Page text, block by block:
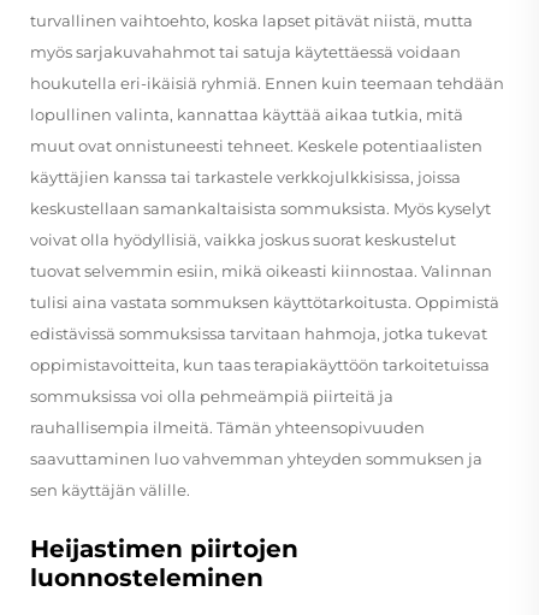
turvallinen vaihtoehto, koska lapset pitävät niistä, mutta
myös sarjakuvahahmot tai satuja käytettäessä voidaan
houkutella eri-ikäisiä ryhmiä. Ennen kuin teemaan tehdään
lopullinen valinta, kannattaa käyttää aikaa tutkia, mitä
muut ovat onnistuneesti tehneet. Keskele potentiaalisten
käyttäjien kanssa tai tarkastele verkkojulkkisissa, joissa
keskustellaan samankaltaisista sommuksista. Myös kyselyt
voivat olla hyödyllisiä, vaikka joskus suorat keskustelut
tuovat selvemmin esiin, mikä oikeasti kiinnostaa. Valinnan
tulisi aina vastata sommuksen käyttötarkoitusta. Oppimistä
edistävissä sommuksissa tarvitaan hahmoja, jotka tukevat
oppimistavoitteita, kun taas terapiakäyttöön tarkoitetuissa
sommuksissa voi olla pehmeämpiä piirteitä ja
rauhallisempia ilmeitä. Tämän yhteensopivuuden
saavuttaminen luo vahvemman yhteyden sommuksen ja
sen käyttäjän välille.
Heijastimen piirtojen
luonnosteleminen